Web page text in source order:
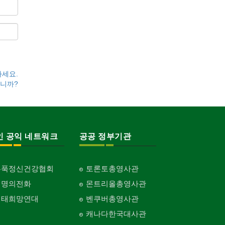
요.
까?
공익 네트워크
정신건강협회
의전화
희망연대
공공 정부기관
토론토총영사관
몬트리올총영사관
벤쿠버총영사관
캐나다한국대사관